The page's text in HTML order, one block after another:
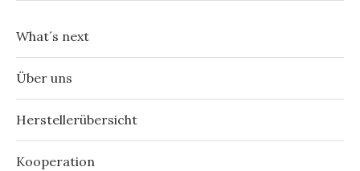
What´s next
Über uns
Herstellerübersicht
Kooperation